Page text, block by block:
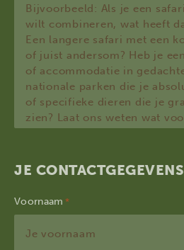
JE CONTACTGEGEVENS
Voornaam